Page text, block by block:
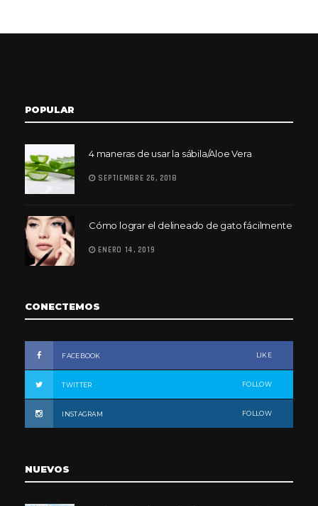
POPULAR
4 maneras de usar la sábila/Aloe Vera
SEPTIEMBRE 26, 2018
Cómo lograr el delineado de gato fácilmente
ENERO 14, 2019
CONECTEMOS
FACEBOOK LIKE
TWITTER FOLLOW
INSTAGRAM FOLLOW
NUEVOS